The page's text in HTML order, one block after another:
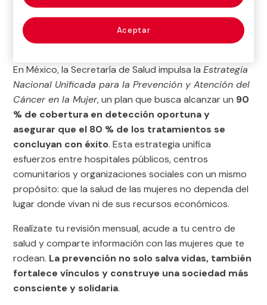
sociedad civil y a los programas públicos de
prevención, cada año miles de mujeres logran
superarlo y retomar su vida con fuerza y optimismo.
En México, la Secretaría de Salud impulsa laEstrategia
Nacional Unificada para la Prevención y Atención del
Cáncer en la Mujer, un plan que busca alcanzar un 90
% de cobertura en detección oportuna y
asegurar que el 80 % de los tratamientos se
concluyan con éxito. Esta estrategia unifica
esfuerzos entre hospitales públicos, centros
comunitarios y organizaciones sociales con un mismo
propósito: que la salud de las mujeres no dependa del
lugar donde vivan ni de sus recursos económicos.
Realízate tu revisión mensual, acude a tu centro de
salud y comparte información con las mujeres que te
rodean. La prevención no solo salva vidas, también
fortalece vínculos y construye una sociedad más
consciente y solidaria.
Aceptar